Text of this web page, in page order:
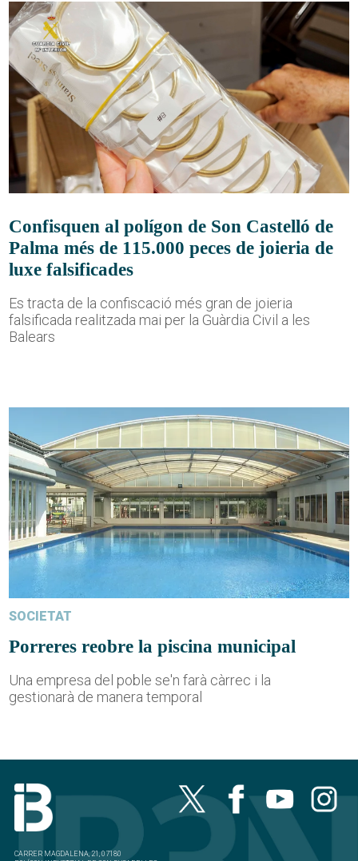
Confisquen al polígon de Son Castelló de
Palma més de 115.000 peces de joieria de
luxe falsificades
Es tracta de la confiscació més gran de joieria
falsificada realitzada mai per la Guàrdia Civil a les
Balears
SOCIETAT
Porreres reobre la piscina municipal
Una empresa del poble se'n farà càrrec i la
gestionarà de manera temporal
CARRER MAGDALENA, 21, 07180